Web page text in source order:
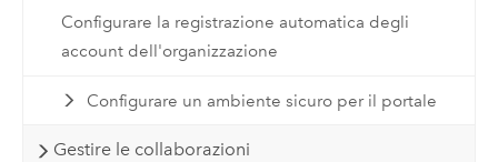
Configurare la registrazione automatica degli
account dell'organizzazione
Configurare un ambiente sicuro per il portale
Gestire le collaborazioni